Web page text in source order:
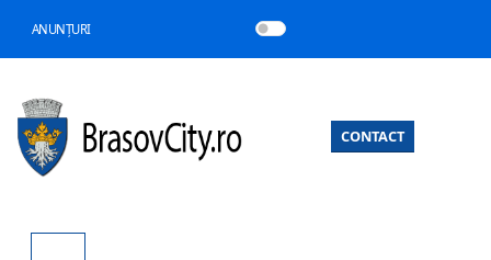
ANUNȚURI
CONTACT